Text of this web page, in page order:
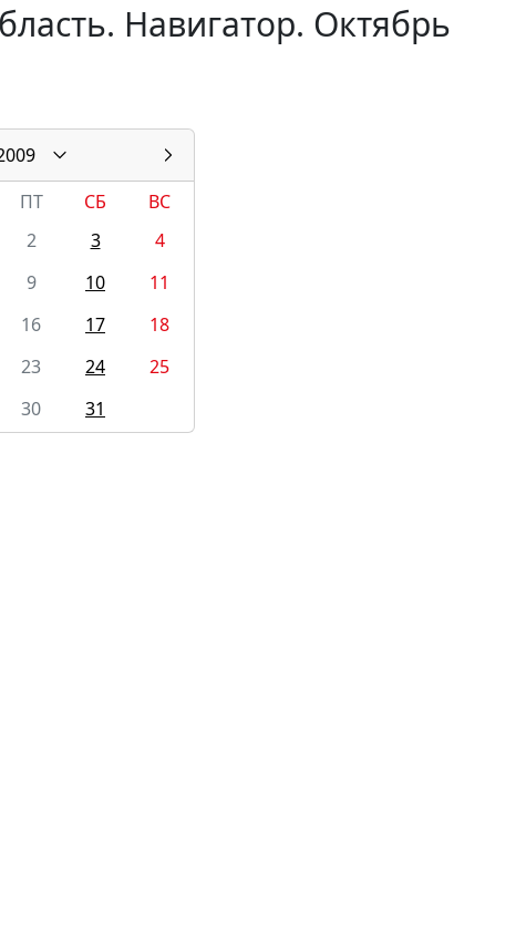
Навигатор. Октябрь
ПТ СБ
ВС
2 3
4
9 10
11
16 17
18
23 24
25
30 31